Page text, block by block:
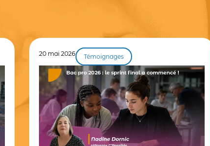
20 mai 2026 Témoignages